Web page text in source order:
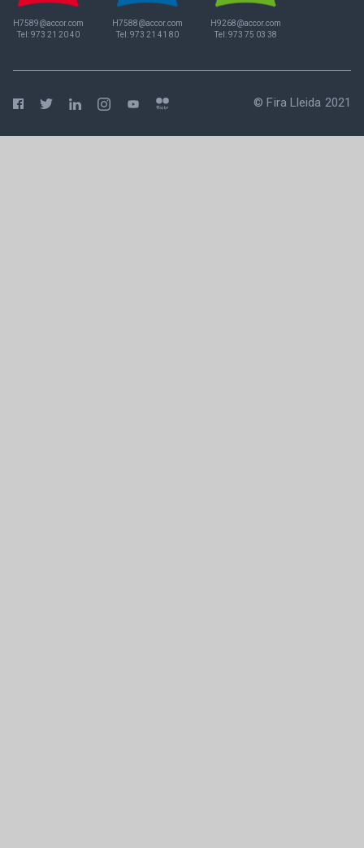
H7589@accor.com
Tel:973 21 20 40
H7588@accor.com
Tel:973 21 41 80
H9268@accor.com
Tel:973 75 03 38
© Fira Lleida 2021